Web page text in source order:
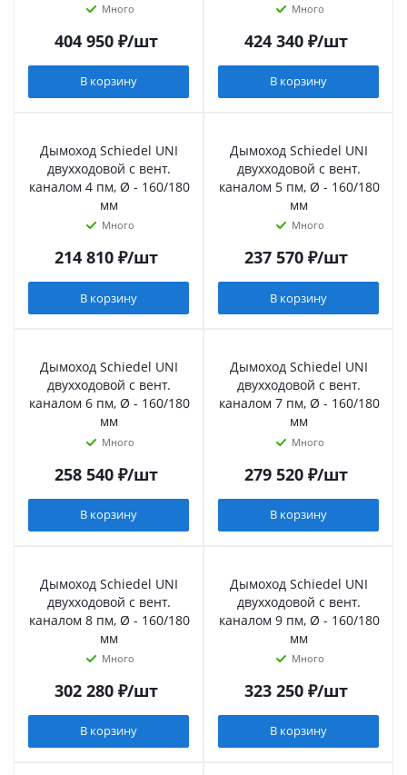
Много
404 950₽/шт
В корзину
Много
424 340₽/шт
В корзину
Дымоход Schiedel UNI
двухходовой с вент.
каналом 4 пм, Ø - 160/180
мм
Много
214 810₽/шт
В корзину
Дымоход Schiedel UNI
двухходовой с вент.
каналом 5 пм, Ø - 160/180
мм
Много
237 570₽/шт
В корзину
Дымоход Schiedel UNI
двухходовой с вент.
каналом 6 пм, Ø - 160/180
мм
Много
258 540₽/шт
В корзину
Дымоход Schiedel UNI
двухходовой с вент.
каналом 7 пм, Ø - 160/180
мм
Много
279 520₽/шт
В корзину
Дымоход Schiedel UNI
двухходовой с вент.
каналом 8 пм, Ø - 160/180
мм
Много
302 280₽/шт
В корзину
Дымоход Schiedel UNI
двухходовой с вент.
каналом 9 пм, Ø - 160/180
мм
Много
323 250₽/шт
В корзину